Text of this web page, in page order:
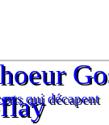
qui décapent
qui décapent